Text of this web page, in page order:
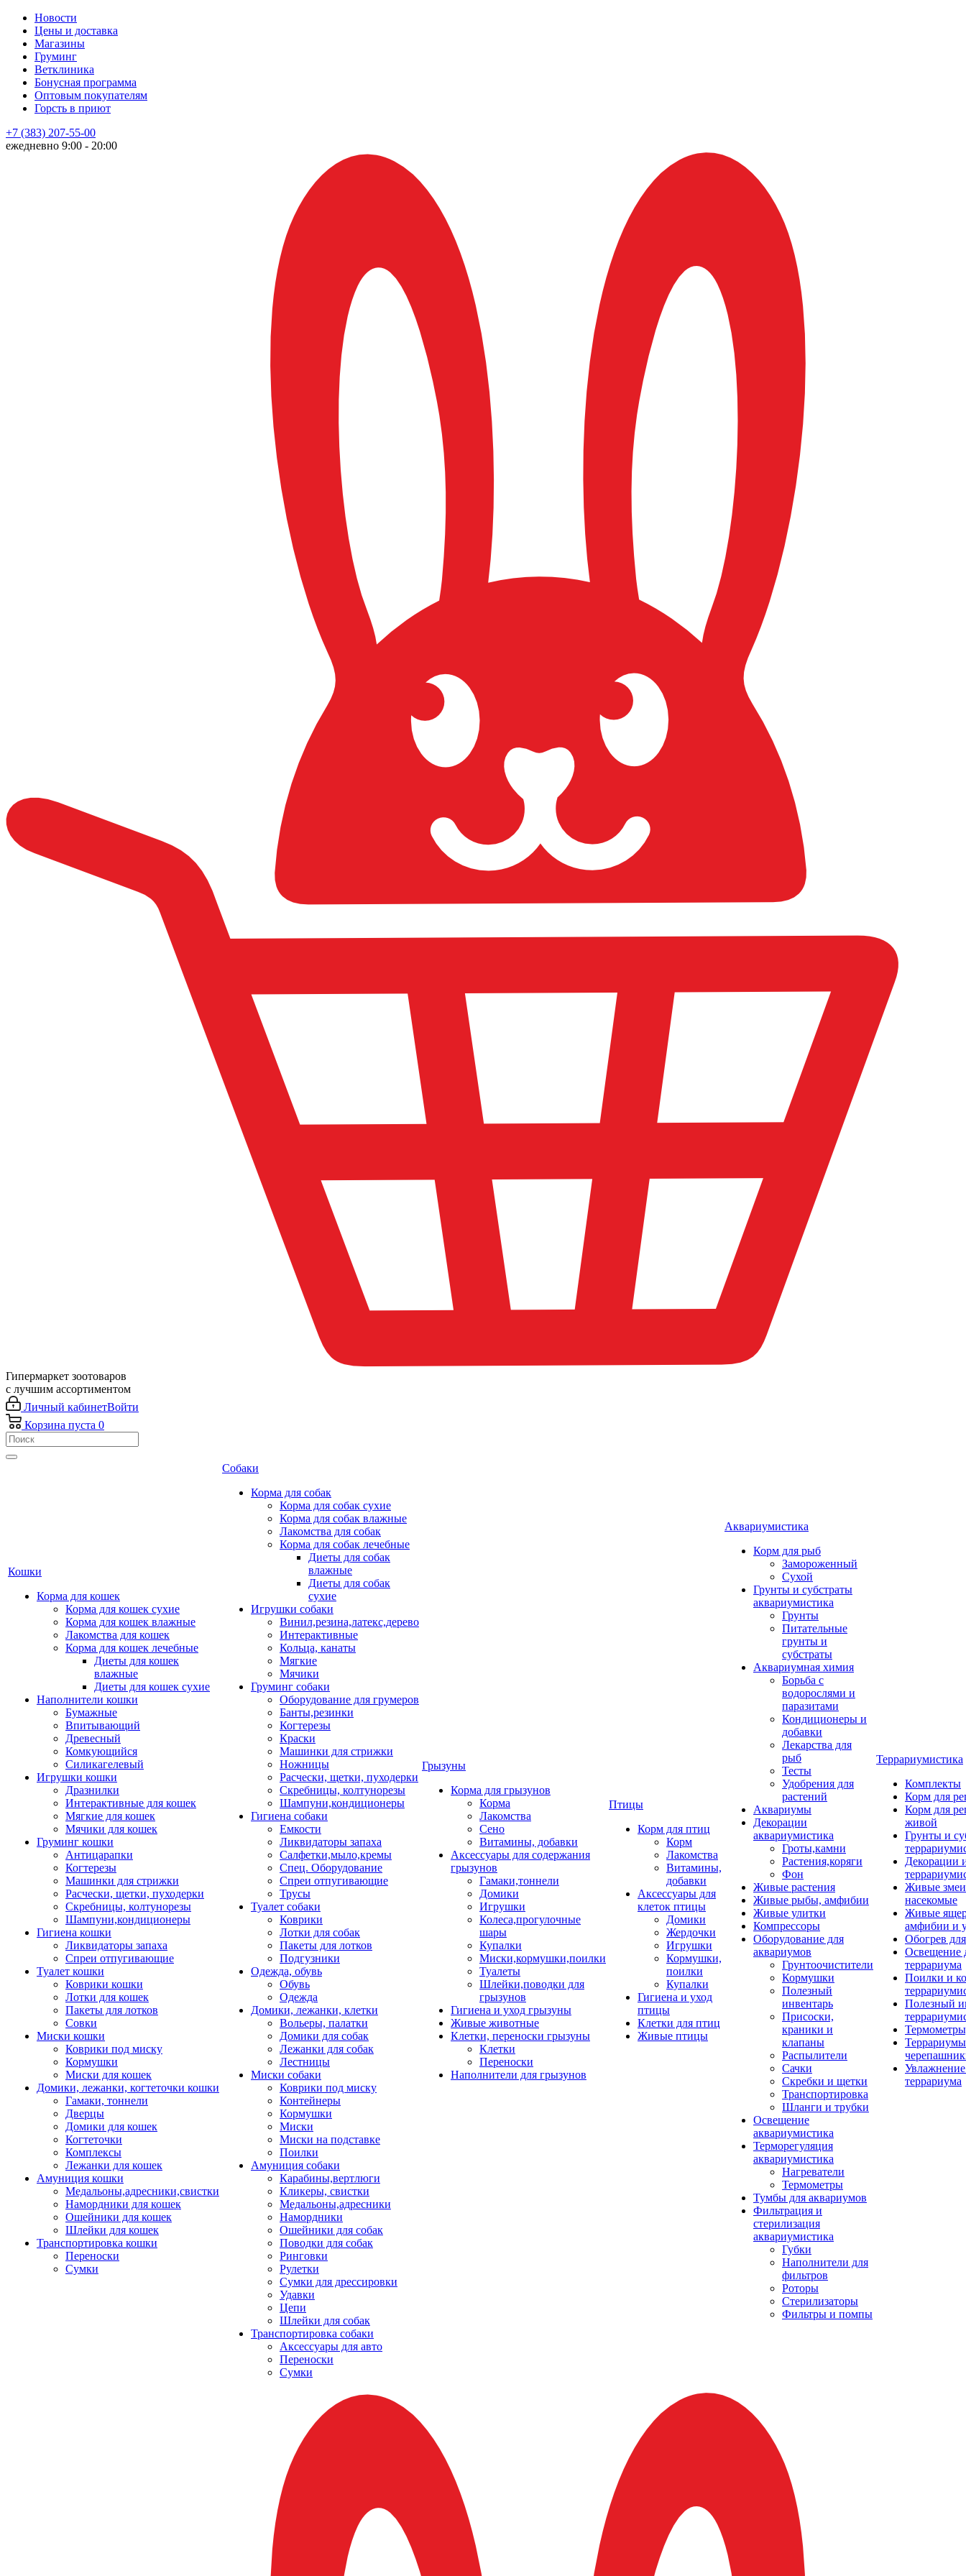
Новости
Цены и доставка
Магазины
Груминг
Ветклиника
Бонусная программа
Оптовым покупателям
Горсть в приют
+7 (383) 207-55-00
ежедневно 9:00 - 20:00
Гипермаркет зоотоваров
с лучшим ассортиментом
Личный кабинетВойти
Корзина пуста 0
Кошки
Корма для кошек
Корма для кошек сухие
Корма для кошек влажные
Лакомства для кошек
Корма для кошек лечебные
Диеты для кошек
влажные
Диеты для кошек сухие
Наполнители кошки
Бумажные
Впитывающий
Древесный
Комкующийся
Силикагелевый
Игрушки кошки
Дразнилки
Интерактивные для кошек
Мягкие для кошек
Мячики для кошек
Груминг кошки
Антицарапки
Когтерезы
Машинки для стрижки
Расчески, щетки, пуходерки
Скребницы, колтунорезы
Шампуни,кондиционеры
Гигиена кошки
Ликвидаторы запаха
Спреи отпугивающие
Туалет кошки
Коврики кошки
Лотки для кошек
Пакеты для лотков
Совки
Миски кошки
Коврики под миску
Кормушки
Миски для кошек
Домики, лежанки, когтеточки кошки
Гамаки, тоннели
Дверцы
Домики для кошек
Когтеточки
Комплексы
Лежанки для кошек
Амуниция кошки
Медальоны,адресники,свистки
Намордники для кошек
Ошейники для кошек
Шлейки для кошек
Транспортировка кошки
Переноски
Сумки
Собаки
Корма для собак
Корма для собак сухие
Корма для собак влажные
Лакомства для собак
Корма для собак лечебные
Диеты для собак
влажные
Диеты для собак
сухие
Игрушки собаки
Винил,резина,латекс,дерево
Интерактивные
Кольца, канаты
Мягкие
Мячики
Груминг собаки
Оборудование для грумеров
Банты,резинки
Когтерезы
Краски
Машинки для стрижки
Ножницы
Расчески, щетки, пуходерки
Скребницы, колтунорезы
Шампуни,кондиционеры
Гигиена собаки
Емкости
Ликвидаторы запаха
Салфетки,мыло,кремы
Спец. Оборудование
Спреи отпугивающие
Трусы
Туалет собаки
Коврики
Лотки для собак
Пакеты для лотков
Подгузники
Одежда, обувь
Обувь
Одежда
Домики, лежанки, клетки
Вольеры, палатки
Домики для собак
Лежанки для собак
Лестницы
Миски собаки
Коврики под миску
Контейнеры
Кормушки
Миски
Миски на подставке
Поилки
Амуниция собаки
Карабины,вертлюги
Кликеры, свистки
Медальоны,адресники
Намордники
Ошейники для собак
Поводки для собак
Ринговки
Рулетки
Сумки для дрессировки
Удавки
Цепи
Шлейки для собак
Транспортировка собаки
Аксессуары для авто
Переноски
Сумки
Грызуны
Корма для грызунов
Корма
Лакомства
Сено
Витамины, добавки
Аксессуары для содержания
грызунов
Гамаки,тоннели
Домики
Игрушки
Колеса,прогулочные
шары
Купалки
Миски,кормушки,поилки
Туалеты
Шлейки,поводки для
грызунов
Гигиена и уход грызуны
Живые животные
Клетки, переноски грызуны
Клетки
Переноски
Наполнители для грызунов
Птицы
Корм для птиц
Корм
Лакомства
Витамины,
добавки
Аксессуары для
клеток птицы
Домики
Жердочки
Игрушки
Кормушки,
поилки
Купалки
Гигиена и уход
птицы
Клетки для птиц
Живые птицы
Аквариумистика
Корм для рыб
Замороженный
Сухой
Грунты и субстраты
аквариумистика
Грунты
Питательные
грунты и
субстраты
Аквариумная химия
Борьба с
водорослями и
паразитами
Кондиционеры и
добавки
Лекарства для
рыб
Тесты
Удобрения для
растений
Аквариумы
Декорации
аквариумистика
Гроты,камни
Растения,коряги
Фон
Живые растения
Живые рыбы, амфибии
Живые улитки
Компрессоры
Оборудование для
аквариумов
Грунтоочистители
Кормушки
Полезный
инвентарь
Присоски,
краники и
клапаны
Распылители
Сачки
Скребки и щетки
Транспортировка
Шланги и трубки
Освещение
аквариумистика
Терморегуляция
аквариумистика
Нагреватели
Термометры
Тумбы для аквариумов
Фильтрация и
стерилизация
аквариумистика
Губки
Наполнители для
фильтров
Роторы
Стерилизаторы
Фильтры и помпы
Террариумистика
Комплекты
Корм для
Корм для
живой
Грунты и
Декорации
Живые
насекомые
Живые
амфибии и
Обогрев
Освещение
террариума
Поилки и
Полезный
террариума